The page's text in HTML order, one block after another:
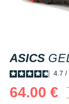
ASICS
4.7 /
64.00 €